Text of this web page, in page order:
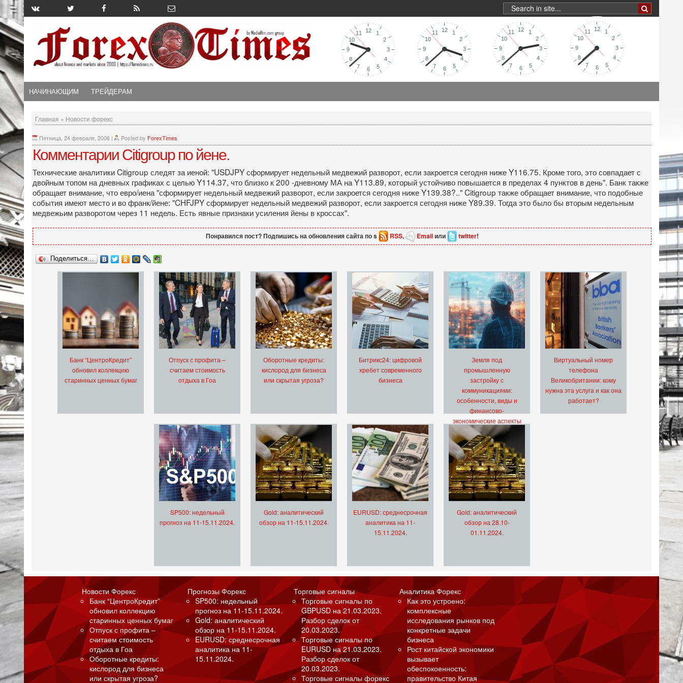
НАЧИНАЮЩИМ ТРЕЙДЕРАМ
Главная » Новости форекс
Пятница, 24 февраля, 2006 | Posted by ForexTimes
Комментарии Citigroup по йене.
Технические аналитики Citigroup следят за иеной: "USDJPY сформирует недельный медвежий разворот, если закроется сегодня ниже Y116.75. Кроме того, это совпадает с
двойным топом на дневных графиках с целью Y114.37, что близко к 200 -дневному МА на Y113.89, который устойчиво повышается в пределах 4 пунктов в день". Банк также
обращает внимание, что евро/иена "сформирует недельный медвежий разворот, если закроется сегодня ниже Y139.38?.." Citigroup также обращает внимание, что подобные
события имеют место и во франк/йене: "CHFJPY сформирует недельный медвежий разворот, если закроется сегодня ниже Y89.39. Тогда это было бы вторым недельным
медвежьим разворотом через 11 недель. Есть явные признаки усиления йены в кроссах".
Понравился пост? Подпишись на обновления сайта по s RSS, Emailили twitter!
Поделиться…
Банк “ЦентроКредит”
обновил коллекцию
старинных ценных бумаг
Отпуск с профита –
считаем стоимость
отдыха в Гоа
Оборотные кредиты:
кислород для бизнеса
или скрытая угроза?
Битрикс24: цифровой
хребет современного
бизнеса
Земля под
промышленную
застройку с
коммуникациями:
особенности, виды и
финансово-
экономические аспекты
Виртуальный номер
телефона
Великобритании: кому
нужна эта услуга и как она
работает?
SP500: недельный
прогноз на 11-15.11.2024.
Gold: аналитический
обзор на 11-15.11.2024.
EURUSD: среднесрочная
аналитика на 11-
15.11.2024.
Gold: аналитический
обзор на 28.10-
01.11.2024.
Новости Форекс
Банк “ЦентроКредит”
обновил коллекцию
старинных ценных бумаг
Отпуск с профита –
считаем стоимость
отдыха в Гоа
Оборотные кредиты:
кислород для бизнеса
или скрытая угроза?
Прогнозы Форекс
SP500: недельный
прогноз на 11-15.11.2024.
Gold: аналитический
обзор на 11-15.11.2024.
EURUSD: среднесрочная
аналитика на 11-
15.11.2024.
Торговые сигналы
Торговые сигналы по
GBPUSD на 21.03.2023.
Разбор сделок от
20.03.2023.
Торговые сигналы по
EURUSD на 21.03.2023.
Разбор сделок от
20.03.2023.
Торговые сигналы форекс
Аналитика Форекс
Как это устроено:
комплексные
исследования рынков под
конкретные задачи
бизнеса
Рост китайской экономики
вызывает
обеспокоенность:
правительство Китая